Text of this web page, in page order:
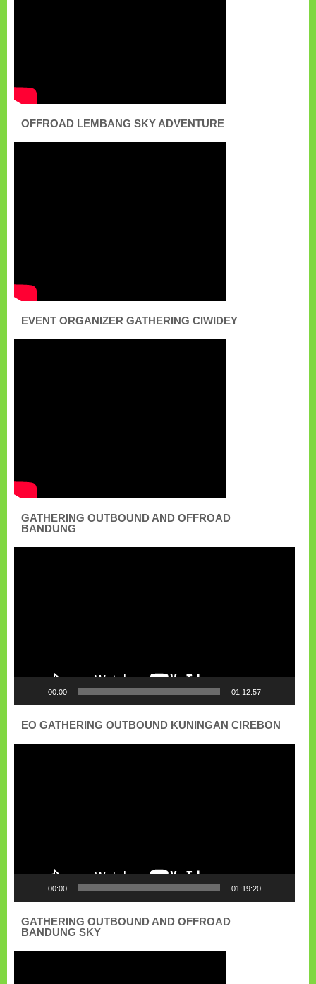
OFFROAD LEMBANG SKY ADVENTURE
EVENT ORGANIZER GATHERING CIWIDEY
GATHERING OUTBOUND AND OFFROAD
BANDUNG
00:00 01:12:57
EO GATHERING OUTBOUND KUNINGAN CIREBON
00:00 01:19:20
GATHERING OUTBOUND AND OFFROAD
BANDUNG SKY